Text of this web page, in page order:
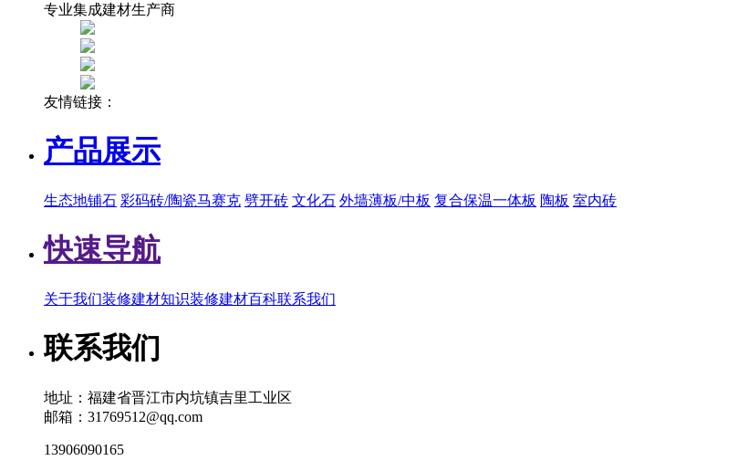
专业集成建材生产商
友情链接：
产品展示
生态地铺石 彩码砖/陶瓷马赛克 劈开砖 文化石 外墙薄板/中板 复合保温一体板 陶板 室内砖
快速导航
关于我们装修建材知识装修建材百科联系我们
联系我们
地址：福建省晋江市内坑镇吉里工业区
邮箱：31769512@qq.com
13906090165